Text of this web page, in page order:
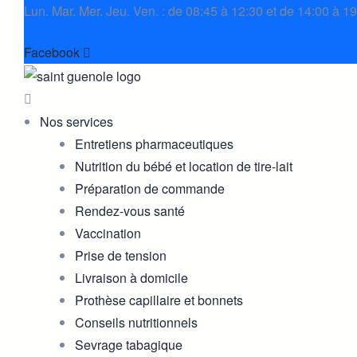
Lun. Mar. Mer. Jeu. Ven. : de 08:45 à 12:30 et de 14:00 à
Facebook
Nos services
Entretiens pharmaceutiques
Nutrition du bébé et location de tire-lait
Préparation de commande
Rendez-vous santé
Vaccination
Prise de tension
Livraison à domicile
Prothèse capillaire et bonnets
Conseils nutritionnels
Sevrage tabagique